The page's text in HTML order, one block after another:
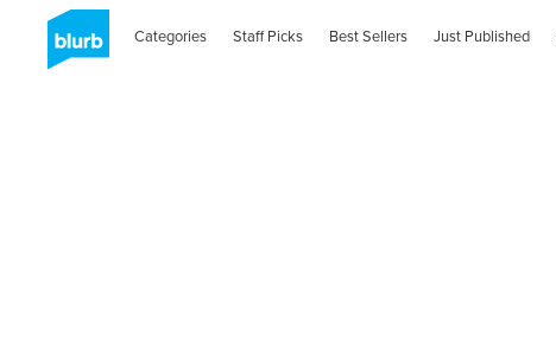
Categories Staff Picks Best Sellers Just Published